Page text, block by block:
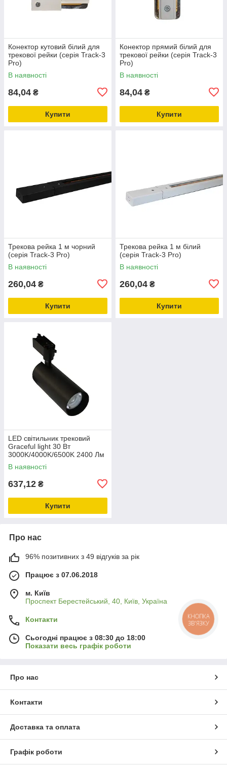
Конектор кутовий білий для
трекової рейки (серія Track-3
Pro)
В наявності
84,04 ₴
Купити
Конектор прямий білий для
трекової рейки (серія Track-3
Pro)
В наявності
84,04 ₴
Купити
Трекова рейка 1 м чорний
(серія Track-3 Pro)
В наявності
260,04 ₴
Купити
Трекова рейка 1 м білий
(серія Track-3 Pro)
В наявності
260,04 ₴
Купити
LED світильник трековий
Graceful light 30 Вт
3000K/4000K/6500K 2400 Лм
, чорний
В наявності
637,12 ₴
Купити
Про нас
96% позитивних з 49 відгуків за рік
Працює з 07.06.2018
м. Київ
Проспект Берестейський, 40, Київ, Україна
Контакти
Сьогодні працює з 08:30 до 18:00
Показати весь графік роботи
Про нас
Контакти
Доставка та оплата
Графік роботи
КНОПКА
ЗВ'ЯЗКУ